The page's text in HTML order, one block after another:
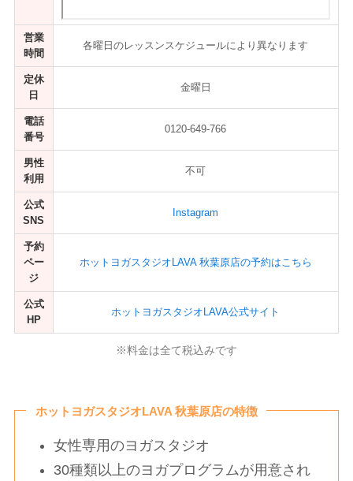
営業
時間
各曜日のレッスンスケジュールにより異なります
定休
日
金曜日
電話
番号
0120-649-766
男性
利用
不可
公式
SNS
Instagram
予約
ペー
ジ
ホットヨガスタジオLAVA 秋葉原店の予約はこちら
公式
HP
ホットヨガスタジオLAVA公式サイト
※料金は全て税込みです
ホットヨガスタジオLAVA 秋葉原店の特徴
女性専用のヨガスタジオ
30種類以上のヨガプログラムが用意され